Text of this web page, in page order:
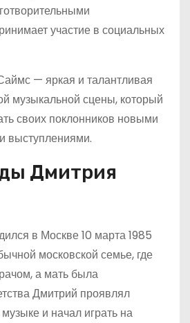
участие в социальных
— яркая и талантливая
музыкальной сцены, который
своих поклонников новыми
выступлениями.
Дмитрия
в Москве 10 марта 1985
московской семье, где
а мать была
Дмитрий проявлял
и начал играть на